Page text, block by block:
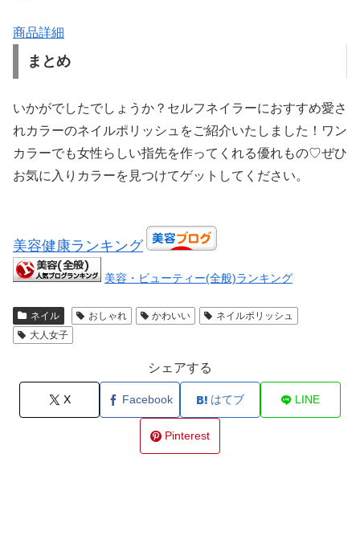
商品詳細
まとめ
いかがでしたでしょうか？セルフネイラーにおすすめ愛さ
れカラーのネイルポリッシュをご紹介いたしました！ワン
カラーでも女性らしい指先を作ってくれる優れもの♡ぜひ
お気に入りカラーを見つけてゲットしてください。
美容健康ランキング
美容・ビューティー(全般)ランキング
ネイル おしゃれ かわいい
ネイルポリッシュ
大人女子
シェアする
X Facebook はてブ LINE
Pinterest